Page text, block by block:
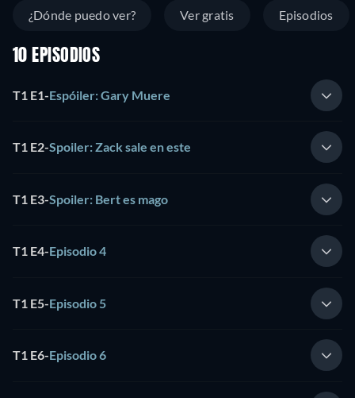
¿Dónde puedo ver? Ver gratis Episodios
10 EPISODIOS
T1 E1-Espóiler: Gary Muere
T1 E2-Spoiler: Zack sale en este
T1 E3-Spoiler: Bert es mago
T1 E4-Episodio 4
T1 E5-Episodio 5
T1 E6-Episodio 6